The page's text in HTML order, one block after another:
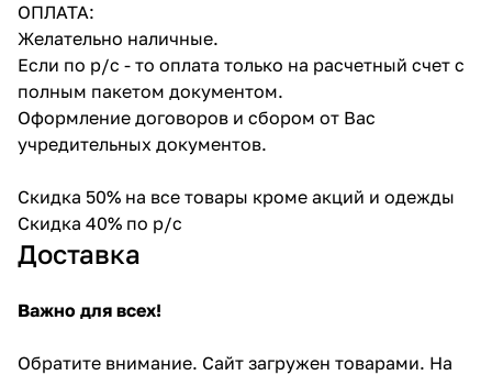
ОПЛАТА:
Желательно наличные.
Если по р/с - то оплата только на расчетный счет с
полным пакетом документом.
Оформление договоров и сбором от Вас
учредительных документов.
Скидка 50% на все товары кроме акций и одежды
Скидка 40% по р/с
Доставка
Важно для всех!
Обратите внимание. Сайт загружен товарами. На